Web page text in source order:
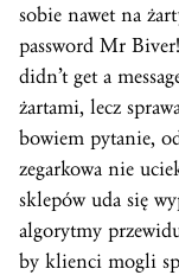
sobie nawet na
password Mr
didn’t get a
żartami, lecz
bowiem pytanie,
zegarkowa nie
sklepów uda się
algorytmy
by klienci mogli